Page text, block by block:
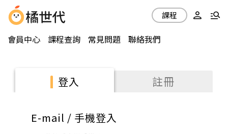
會員中心 課程查詢 常見問題 聯絡我們
課程
登入 註冊
E-mail / 手機登入